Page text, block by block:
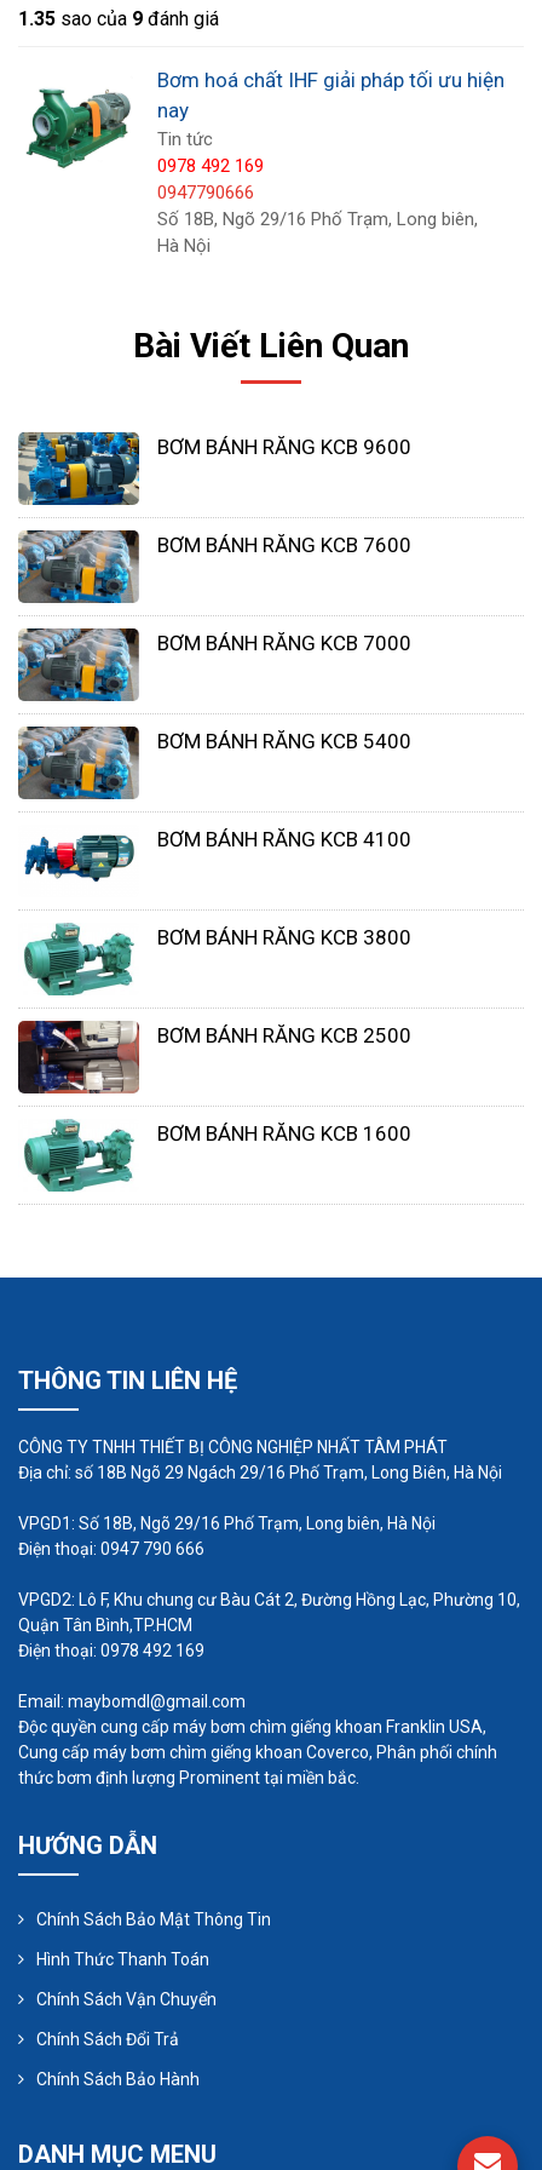
Dùng để vận chuyển hóa chất từ bể chứa lên
Dùng trong ngành cơ khí sản xuất .
Dùng để bơm axit từ bồn chứa nhày máy đến
thiết bị tẩy rửa rỉ sét bề mặt tôn thép.
Bơm hóa chất trong ngành sản xuất đất
Bơm hóa chất trong ngành sản xuất hóa chất
Cách lắp đặt máy bơm như sau
Máy bơm nên đặt ở nền cúng như nền bê tông là
tốt nhất và khi đặt ở trên thì chôn bu lông neo.
Trước khi lắp các máy bơm cần kiểm tra động cơ,
các bộ phận khác nhau nên còn nguyên vẹn
Khi lắp bơm nên sàn thì cần có miếng cao su lót ở
dưới đế hoặc đệm một đoạn lốp oto chống ồn
chống giật. Ống hút và ống xả nên đặt đúng chủng
loại kích thước ở phía trong lòng bơm, ống xả nên
Kiểm tra khớp nối của máy bơm bởi vì khớp nối
không đúng sẽ gây ra hiện tượng hỏng phớt, khớp
thể vận chuyển axit bẩn có tính hạt nhiều hạn chế
tối đa là 5% và tỉ lệ hạt <1mm. Để ngăn chặn các
mảnh vỡ vào trong máy bơm, ở đầu hút nên có bộ
lọc có diện tích mặt cắt ngang gấp 3-4 lần đường
ống hút.
để chống lúc mật điện máy bơm dừng đột ngột thì
1.35 sao của 9 đánh giá
Bơm hoá chất IHF giải pháp tối ưu hiện
nay
Tin tức
0978 492 169
0947790666
Số 18B, Ngõ 29/16 Phố Trạm, Long biên,
Hà Nội
Bài Viết Liên Quan
BƠM BÁNH RĂNG KCB 9600
BƠM BÁNH RĂNG KCB 7600
BƠM BÁNH RĂNG KCB 7000
BƠM BÁNH RĂNG KCB 5400
BƠM BÁNH RĂNG KCB 4100
BƠM BÁNH RĂNG KCB 3800
BƠM BÁNH RĂNG KCB 2500
BƠM BÁNH RĂNG KCB 1600
THÔNG TIN LIÊN HỆ
CÔNG TY TNHH THIẾT BỊ CÔNG NGHIỆP NHẤT TÂM PHÁT
Địa chỉ: số 18B Ngõ 29 Ngách 29/16 Phố Trạm, Long Biên, Hà Nội
VPGD1: Số 18B, Ngõ 29/16 Phố Trạm, Long biên, Hà Nội
Điện thoại: 0947 790 666
VPGD2: Lô F, Khu chung cư Bàu Cát 2, Đường Hồng Lạc, Phường 10,
Quận Tân Bình,TP.HCM
Điện thoại: 0978 492 169
Email: maybomdl@gmail.com
Độc quyền cung cấp máy bơm chìm giếng khoan Franklin USA,
Cung cấp máy bơm chìm giếng khoan Coverco, Phân phối chính
thức bơm định lượng Prominent tại miền bắc.
HƯỚNG DẪN
Chính Sách Bảo Mật Thông Tin
Hình Thức Thanh Toán
Chính Sách Vận Chuyển
Chính Sách Đổi Trả
Chính Sách Bảo Hành
DANH MỤC MENU